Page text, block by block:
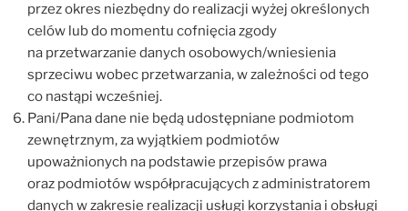
przez okres niezbędny do realizacji wyżej określonych
celów lub do momentu cofnięcia zgody
na przetwarzanie danych osobowych/wniesienia
sprzeciwu wobec przetwarzania, w zależności od tego
co nastąpi wcześniej.
Pani/Pana dane nie będą udostępniane podmiotom
zewnętrznym, za wyjątkiem podmiotów
upoważnionych na podstawie przepisów prawa
oraz podmiotów współpracujących z administratorem
danych w zakresie realizacji usługi korzystania i obsługi